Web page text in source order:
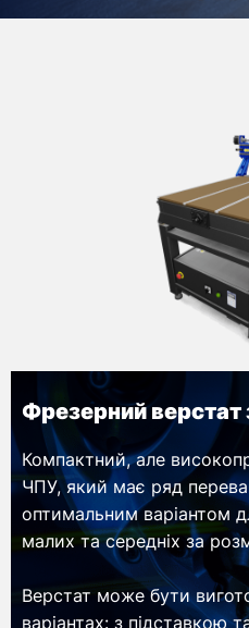
Фрезерний
Компактний, але
ЧПУ, який має ряд
оптимальним варіантом
малих та середніх за
Верстат може бути
варіантах: з підставкою